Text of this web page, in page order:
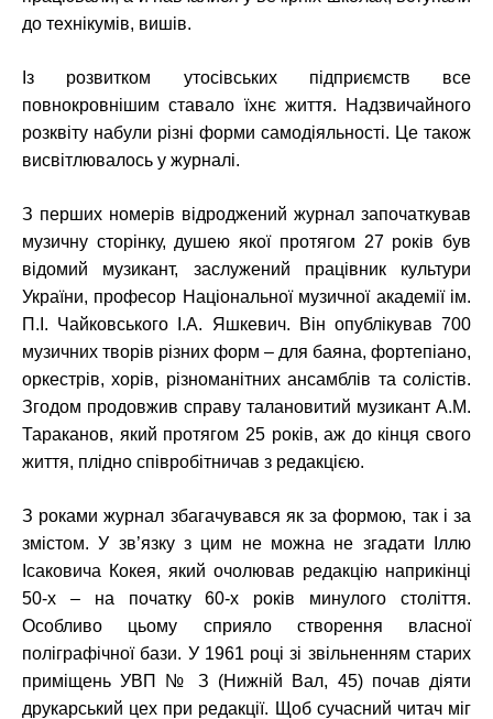
до технікумів, вишів.
Із розвитком утосівських підприємств все
повнокровнішим ставало їхнє життя. Надзвичайного
розквіту набули різні форми самодіяльності. Це також
висвітлювалось у журналі.
З перших номерів відроджений журнал започаткував
музичну сторінку, душею якої протягом 27 років був
відомий музикант, заслужений працівник культури
України, професор Національної музичної академії ім.
П.І. Чайковського І.А. Яшкевич. Він опублікував 700
музичних творів різних форм – для баяна, фортепіано,
оркестрів, хорів, різноманітних ансамблів та солістів.
Згодом продовжив справу талановитий музикант А.М.
Тараканов, який протягом 25 років, аж до кінця свого
життя, плідно співробітничав з редакцією.
З роками журнал збагачувався як за формою, так і за
змістом. У зв’язку з цим не можна не згадати Іллю
Ісаковича Кокея, який очолював редакцію наприкінці
50-х – на початку 60-х років минулого століття.
Особливо цьому сприяло створення власної
поліграфічної бази. У 1961 році зі звільненням старих
приміщень УВП № З (Нижній Вал, 45) почав діяти
друкарський цех при редакції. Щоб сучасний читач міг